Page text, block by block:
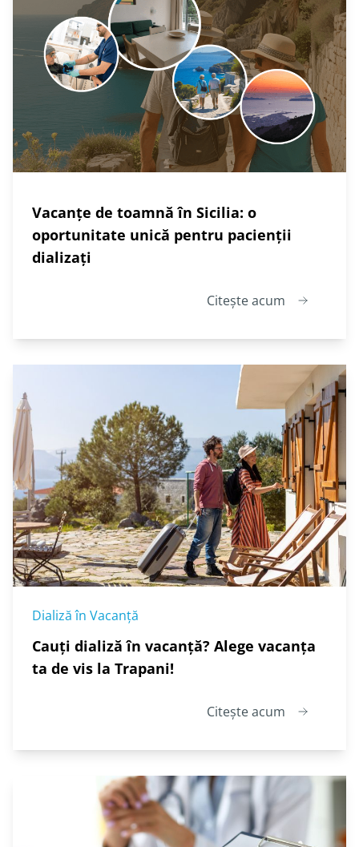
Vacanțe de toamnă în Sicilia: o
oportunitate unică pentru pacienții
dializați
Citește acum
Dializă în Vacanță
Cauți dializă în vacanță? Alege vacanța
ta de vis la Trapani!
Citește acum